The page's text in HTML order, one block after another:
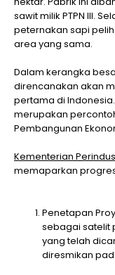
sawit milik PTPN III.
peternakan sapi
area yang sama.
Dalam kerangka
direncanakan akan
pertama di
merupakan
Pembangunan
Kementerian
memaparkan progres
Penetapan
sebagai satelit
yang telah
diresmikan